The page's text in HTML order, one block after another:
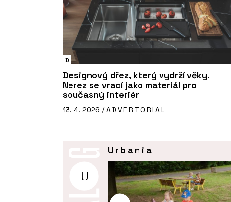
D
Designový dřez, který vydrží věky.
Nerez se vrací jako materiál pro
současný interiér
13. 4. 2026 / ADVERTORIAL
U
Urbania